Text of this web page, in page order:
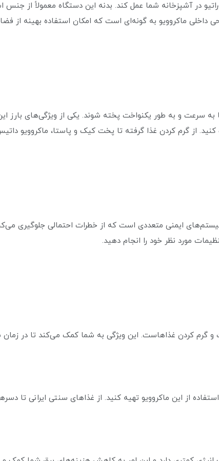
در آشپزخانه شما عمل کند. بدنه این دستگاه معمولاً از
داخلی ماکروویو به گونه‌ای است که امکان استفاده بهینه از
سرعت و به طور یکنواخت پخته شوند. یکی از ویژگی‌های بارز
از گرم کردن غذا گرفته تا پخت کیک و پاستا، ماکروویو
ایمنی متعددی است که از خطرات احتمالی جلوگیری
مورد نظر خود را انجام دهید.
گرم کردن غذاهاست. این ویژگی به شما کمک می‌کند تا در زمان
از این ماکروویو تهیه کنید. از غذاهای سنتی ایرانی تا